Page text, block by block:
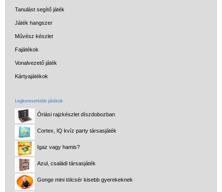
Tanulást segítő játék
Játék hangszer
Művész készlet
Fajátékok
Vonalvezető játék
Kártyajátékok
Legkeresettebb játékok
Óriási rajzkészlet díszdobozban
Cortex, IQ kvíz party társasjáték
Igaz vagy hamis?
Azul, családi társasjáték
Gonge mini tölcsér kisebb gyerekeknek